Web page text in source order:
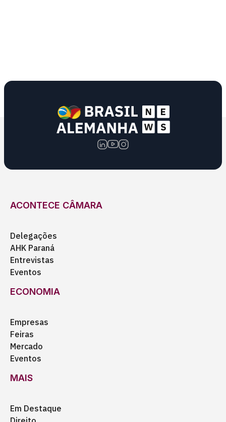
ACONTECE CÂMARA
Delegações
AHK Paraná
Entrevistas
Eventos
ECONOMIA
Empresas
Feiras
Mercado
Eventos
MAIS
Em Destaque